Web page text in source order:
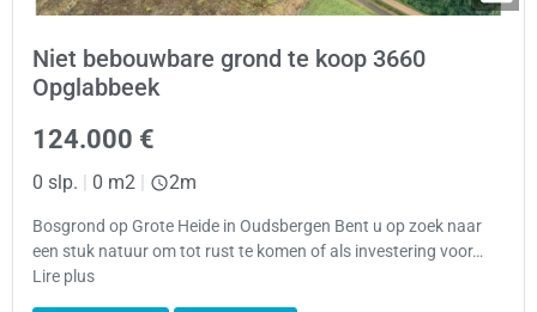
Niet bebouwbare grond te koop 3660
Opglabbeek
124.000 €
0 slp. | 0 m2 | 2m
Bosgrond op Grote Heide in Oudsbergen Bent u op zoek naar
een stuk natuur om tot rust te komen of als investering voor…
Lire plus